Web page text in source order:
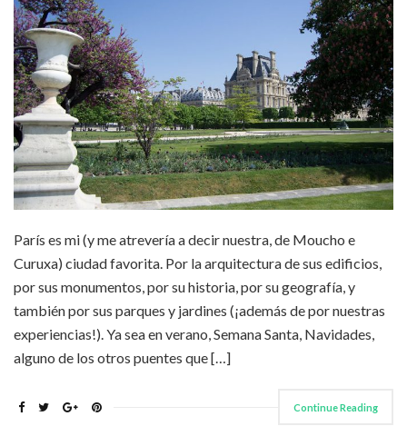
París es mi (y me atrevería a decir nuestra, de Moucho e
Curuxa) ciudad favorita. Por la arquitectura de sus edificios,
por sus monumentos, por su historia, por su geografía, y
también por sus parques y jardines (¡además de por nuestras
experiencias!). Ya sea en verano, Semana Santa, Navidades,
alguno de los otros puentes que […]
Continue Reading